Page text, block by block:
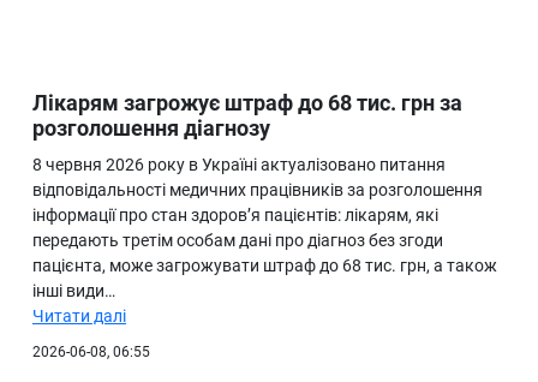
Лікарям загрожує штраф до 68 тис. грн за
розголошення діагнозу
8 червня 2026 року в Україні актуалізовано питання
відповідальності медичних працівників за розголошення
інформації про стан здоров’я пацієнтів: лікарям, які
передають третім особам дані про діагноз без згоди
пацієнта, може загрожувати штраф до 68 тис. грн, а також
інші види…
Читати далі
2026-06-08, 06:55